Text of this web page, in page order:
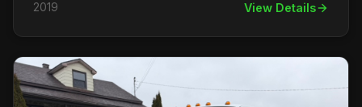
2019 View Details